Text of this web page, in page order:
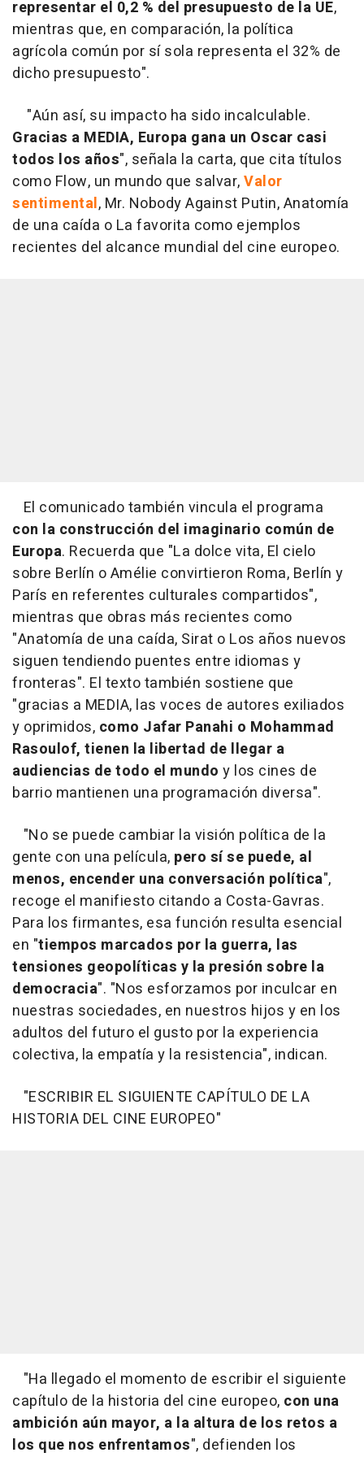
representar el 0,2 % del presupuesto de la UE,
mientras que, en comparación, la política
agrícola común por sí sola representa el 32% de
dicho presupuesto".
"Aún así, su impacto ha sido incalculable.
Gracias a MEDIA, Europa gana un Oscar casi
todos los años", señala la carta, que cita títulos
como Flow, un mundo que salvar,Valor
sentimental, Mr. Nobody Against Putin, Anatomía
de una caída o La favorita como ejemplos
recientes del alcance mundial del cine europeo.
El comunicado también vincula el programa
con la construcción del imaginario común de
Europa. Recuerda que "La dolce vita, El cielo
sobre Berlín o Amélie convirtieron Roma, Berlín y
París en referentes culturales compartidos",
mientras que obras más recientes como
"Anatomía de una caída, Sirat o Los años nuevos
siguen tendiendo puentes entre idiomas y
fronteras". El texto también sostiene que
"gracias a MEDIA, las voces de autores exiliados
y oprimidos, como Jafar Panahi o Mohammad
Rasoulof, tienen la libertad de llegar a
audiencias de todo el mundo y los cines de
barrio mantienen una programación diversa".
"No se puede cambiar la visión política de la
gente con una película, pero sí se puede, al
menos, encender una conversación política",
recoge el manifiesto citando a Costa-Gavras.
Para los firmantes, esa función resulta esencial
en "tiempos marcados por la guerra, las
tensiones geopolíticas y la presión sobre la
democracia". "Nos esforzamos por inculcar en
nuestras sociedades, en nuestros hijos y en los
adultos del futuro el gusto por la experiencia
colectiva, la empatía y la resistencia", indican.
"ESCRIBIR EL SIGUIENTE CAPÍTULO DE LA
HISTORIA DEL CINE EUROPEO"
"Ha llegado el momento de escribir el siguiente
capítulo de la historia del cine europeo, con una
ambición aún mayor, a la altura de los retos a
los que nos enfrentamos", defienden los